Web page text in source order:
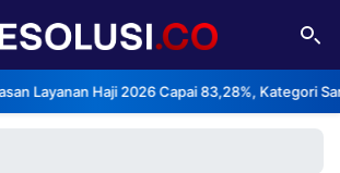
Haji 2026 Capai 83,28%, Kategori Sangat
TENTANG
IKLAN